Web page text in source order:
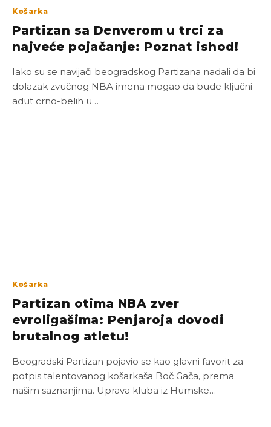
Košarka
Partizan sa Denverom u trci za
najveće pojačanje: Poznat ishod!
Iako su se navijači beogradskog Partizana nadali da bi
dolazak zvučnog NBA imena mogao da bude ključni
adut crno-belih u…
Košarka
Partizan otima NBA zver
evroligašima: Penjaroja dovodi
brutalnog atletu!
Beogradski Partizan pojavio se kao glavni favorit za
potpis talentovanog košarkaša Boč Gača, prema
našim saznanjima. Uprava kluba iz Humske…